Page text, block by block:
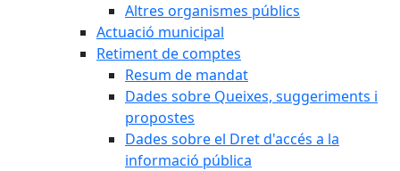
Altres organismes públics
Actuació municipal
Retiment de comptes
Resum de mandat
Dades sobre Queixes, suggeriments i
propostes
Dades sobre el Dret d'accés a la
informació pública